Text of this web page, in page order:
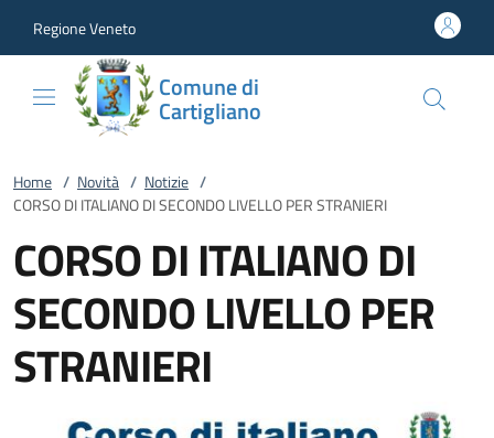
Regione Veneto
Comune di
Cartigliano
Home / Novità / Notizie /
CORSO DI ITALIANO DI SECONDO LIVELLO PER STRANIERI
CORSO DI ITALIANO DI
SECONDO LIVELLO PER
STRANIERI